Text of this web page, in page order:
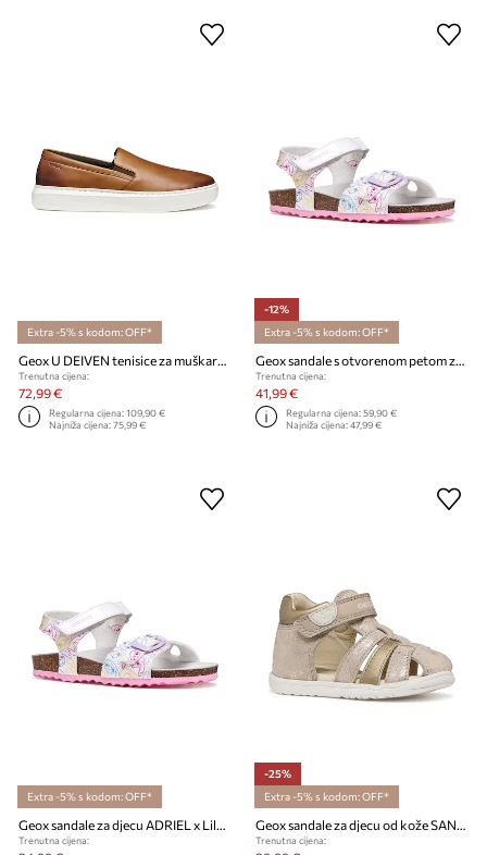
Extra -5% s kodom: OFF*
Geox U DEIVEN tenisice za muškarce od kože
Trenutna cijena:
72,99 €
Regularna cijena:109,90 €
Najniža cijena:75,99 €
-12%
Extra -5% s kodom: OFF*
Geox sandale s otvorenom petom za djecu ADRIEL x Lilo & Stitch
Trenutna cijena:
41,99 €
Regularna cijena:59,90 €
Najniža cijena:47,99 €
Extra -5% s kodom: OFF*
Geox sandale za djecu ADRIEL x Lilo & Stitch x Lilo & Stitch
Trenutna cijena:
-25%
Extra -5% s kodom: OFF*
Geox sandale za djecu od kože SANDAL MACCHIA
Trenutna cijena: